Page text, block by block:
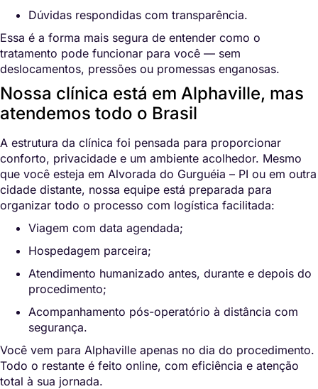
Dúvidas respondidas com transparência.
Essa é a forma mais segura de entender como o
tratamento pode funcionar para você — sem
deslocamentos, pressões ou promessas enganosas.
Nossa clínica está em Alphaville, mas
atendemos todo o Brasil
A estrutura da clínica foi pensada para proporcionar
conforto, privacidade e um ambiente acolhedor. Mesmo
que você esteja em Alvorada do Gurguéia – PI ou em outra
cidade distante, nossa equipe está preparada para
organizar todo o processo com logística facilitada:
Viagem com data agendada;
Hospedagem parceira;
Atendimento humanizado antes, durante e depois do
procedimento;
Acompanhamento pós-operatório à distância com
segurança.
Você vem para Alphaville apenas no dia do procedimento.
Todo o restante é feito online, com eficiência e atenção
total à sua jornada.